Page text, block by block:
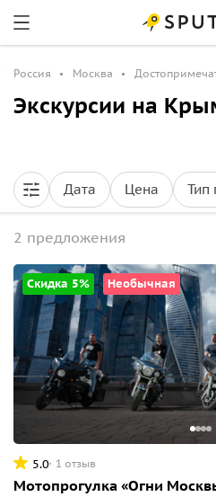
Россия Москва
Экскурсии на
Дата Цена Тип
2 предложения
Скидка 5% Необычная
5.0 1 отзыв
Мотопрогулка «Огни